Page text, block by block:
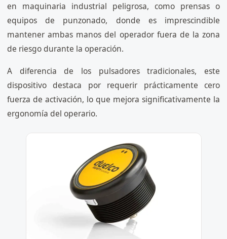
en maquinaria industrial peligrosa, como prensas o
equipos de punzonado, donde es imprescindible
mantener ambas manos del operador fuera de la zona
de riesgo durante la operación.
A diferencia de los pulsadores tradicionales, este
dispositivo destaca por requerir prácticamente cero
fuerza de activación, lo que mejora significativamente la
ergonomía del operario.